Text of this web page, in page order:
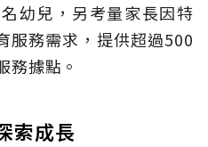
幼兒，另考量家長因特
服務需求，提供超過500
務據點。
索成長